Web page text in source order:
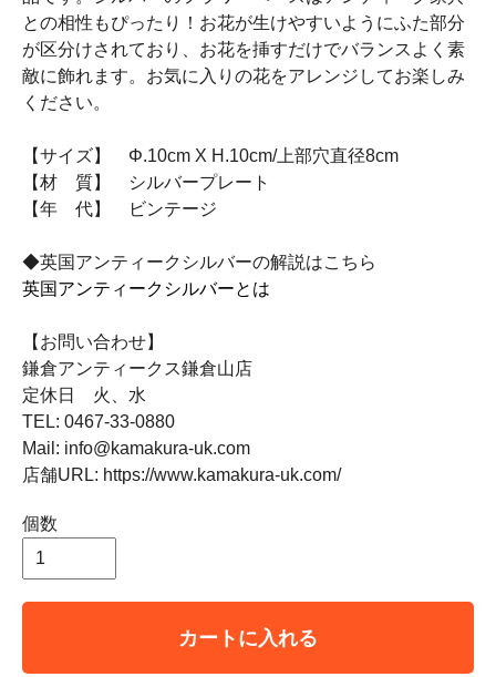
との相性もぴったり！お花が生けやすいようにふた部分
が区分けされており、お花を挿すだけでバランスよく素
敵に飾れます。お気に入りの花をアレンジしてお楽しみ
ください。
【サイズ】 Φ.10cm X H.10cm/上部穴直径8cm
【材 質】 シルバープレート
【年 代】 ビンテージ
◆英国アンティークシルバーの解説はこちら
英国アンティークシルバーとは
【お問い合わせ】
鎌倉アンティークス鎌倉山店
定休日 火、水
TEL: 0467-33-0880
Mail: info@kamakura-uk.com
店舗URL: https://www.kamakura-uk.com/
個数
カートに入れる